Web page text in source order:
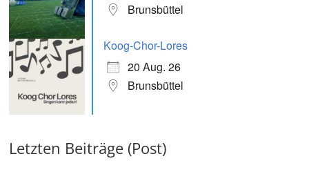
Brunsbüttel
Koog-Chor-Lores
20 Aug. 26
Brunsbüttel
Letzten Beiträge (Post)